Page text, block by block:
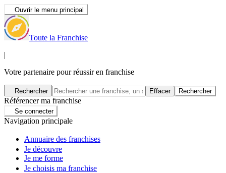
Ouvrir le menu principal
Toute la Franchise
|
Votre partenaire pour réussir en franchise
Rechercher Effacer Rechercher
Référencer ma franchise
Se connecter
Navigation principale
Annuaire des franchises
Je découvre
Je me forme
Je choisis ma franchise